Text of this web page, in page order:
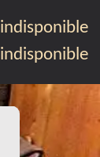
indisponible
indisponible